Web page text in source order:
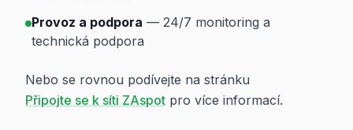
Provoz a podpora — 24/7 monitoring a
technická podpora
Nebo se rovnou podívejte na stránku
Připojte se k síti ZAspot pro více informací.